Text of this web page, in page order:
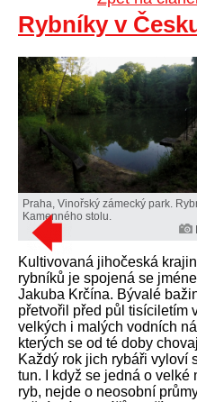
Rybníky v
Praha, Vinořský zámecký park.
Kamenného stolu.
Kultivovaná jihočeská
rybníků je spojená se
Jakuba Krčína. Bývalé
přetvořil před půl tisíciletím
velkých i malých vodních
kterých se od té doby
Každý rok jich rybáři vyloví
tun. I když se jedná o velké
ryb, nejde o neosobní